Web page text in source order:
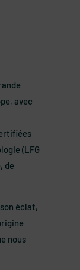
avec
(LFG
de
éclat,
nous